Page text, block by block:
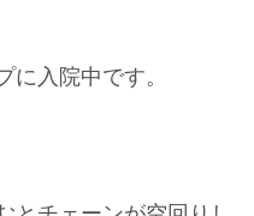
に入院中です。